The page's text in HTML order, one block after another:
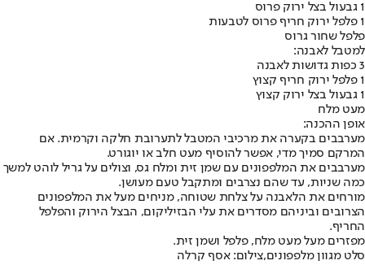
1 גבעול בצל ירוק פרוס
1 פלפל ירוק חריף פרוס לטבעות
פלפל שחור גרוס
למטבל לאבנה:
3 כפות גדושות לאבנה
1 פלפל ירוק חריף קצוץ
1 גבעול בצל ירוק קצוץ
מעט מלח
אופן ההכנה:
מערבבים בקערה את מרכיבי המטבל לתערובת חלקה וקרמית. אם
המרקם סמיך מדי, אפשר להוסיף מעט חלב או יוגורט.
מערבבים את המלפפונים עם שמן זית ומלח גס, וצולים על גריל לוהט למשך
כמה שניות, עד שהם נצרבים ומתקבל טעם מעושן.
מורחים את הלאבנה על צלחת שטוחה, מניחים מעל את המלפפונים
הצרובים וביניהם מסדרים את עלי הבזיליקום, הבצל הירוק והפלפל
החריף.
מפזרים מעל מעט מלח, פלפל ושמן זית.
סלט מגוון מלפפונים,צילום: אסף קרלה